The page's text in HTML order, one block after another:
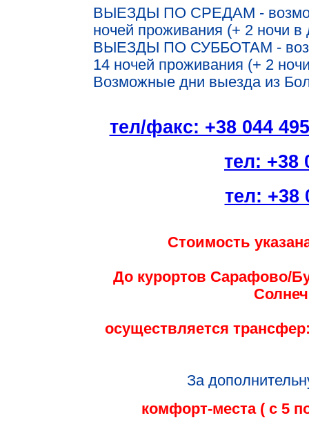
ВЫЕЗДЫ ПО СРЕДАМ -
ночей проживания (+ 2 ночи в
ВЫЕЗДЫ ПО СУББОТАМ -
14 ночей проживания (+ 2
Возможные дни выезда из
тел/факс: +38 044
тел: +38
тел: +38
Стоимость
До курортов Сарафово/
осуществляется
За
комфорт-места ( с 5